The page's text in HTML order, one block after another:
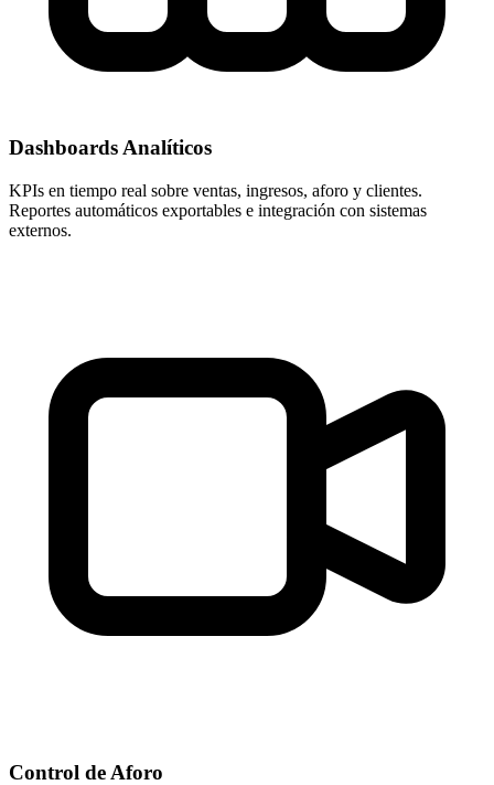
Dashboards Analíticos
KPIs en tiempo real sobre ventas, ingresos, aforo y clientes.
Reportes automáticos exportables e integración con sistemas
externos.
Control de Aforo